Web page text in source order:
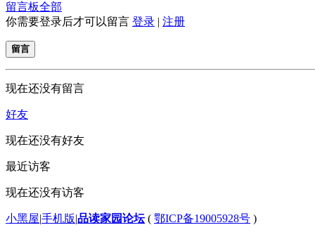
留言板全部
你需要登录后才可以留言 登录 | 注册
留言
现在还没有留言
好友
现在还没有好友
最近访客
现在还没有访客
小黑屋|手机版|品读家园论坛( 鄂ICP备19005928号 )